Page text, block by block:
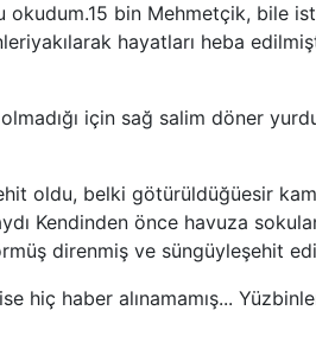
okudum.15 bin Mehmetçik, bile
hayatları heba
için sağ salim döner
oldu, belki götürüldüğüesir
Kendinden önce havuza
direnmiş ve süngüyleşehit
hiç haber alınamamış...